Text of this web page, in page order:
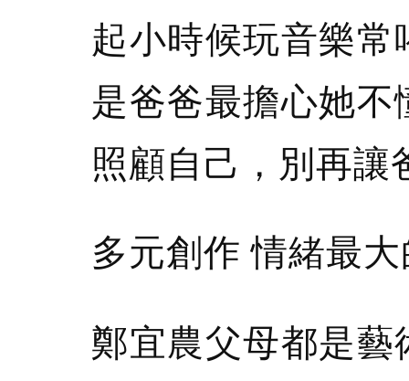
起小時候玩音樂
是爸爸最擔心她
照顧自己，別再讓
多元創作 情緒最
鄭宜農父母都是